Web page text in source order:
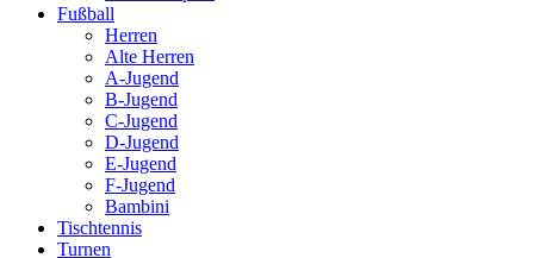
Fußball
Herren
Alte Herren
A-Jugend
B-Jugend
C-Jugend
D-Jugend
E-Jugend
F-Jugend
Bambini
Tischtennis
Turnen